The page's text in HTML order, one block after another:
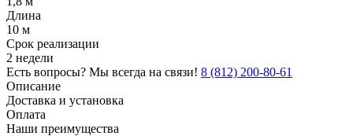
Длина
10 м
Срок реализации
2 недели
Есть вопросы? Мы всегда на связи! 8 (812) 200-80-61
Описание
Доставка и установка
Оплата
Наши преимущества